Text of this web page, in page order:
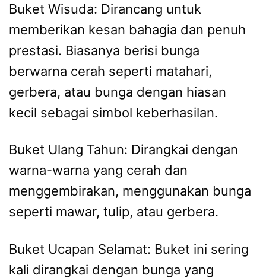
Buket Wisuda: Dirancang untuk
memberikan kesan bahagia dan penuh
prestasi. Biasanya berisi bunga
berwarna cerah seperti matahari,
gerbera, atau bunga dengan hiasan
kecil sebagai simbol keberhasilan.
Buket Ulang Tahun: Dirangkai dengan
warna-warna yang cerah dan
menggembirakan, menggunakan bunga
seperti mawar, tulip, atau gerbera.
Buket Ucapan Selamat: Buket ini sering
kali dirangkai dengan bunga yang